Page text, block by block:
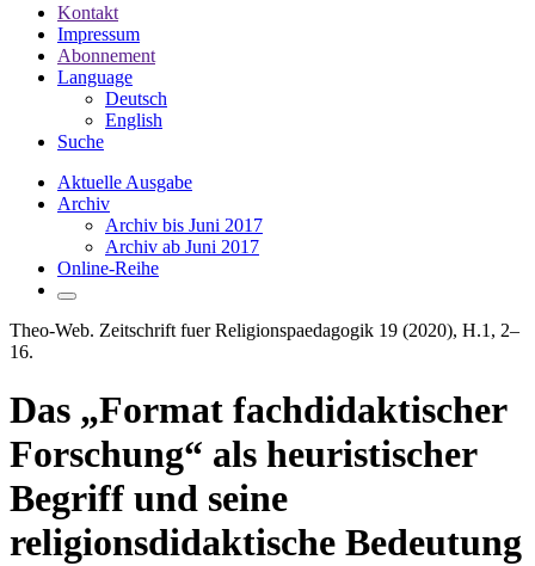
Kontakt
Impressum
Abonnement
Language
Deutsch
English
Suche
Aktuelle Ausgabe
Archiv
Archiv bis Juni 2017
Archiv ab Juni 2017
Online-Reihe
Theo-Web. Zeitschrift fuer Religionspaedagogik 19 (2020), H.1, 2–
16.
Das „Format fachdidaktischer
Forschung“ als heuristischer
Begriff und seine
religionsdidaktische Bedeutung